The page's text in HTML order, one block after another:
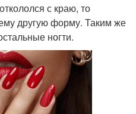
с краю, то
другую форму. Таким же
ногти.